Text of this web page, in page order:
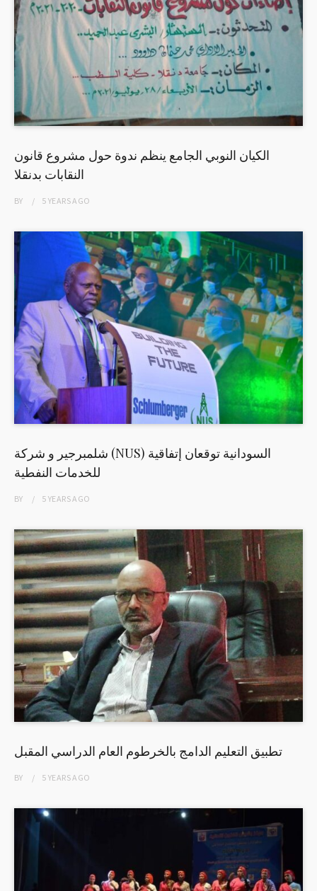
الكيان النوبي الجامع ينظم ندوة حول مشروع قانون
النقابات بدنقلا
BY 5 YEARSAGO
شلمبرجير و شركة (NUS) السودانية توقعان إتفاقية
للخدمات النفطية
BY 5 YEARSAGO
تطبيق التعليم الدامج بالخرطوم العام الدراسي المقبل
BY 5 YEARSAGO